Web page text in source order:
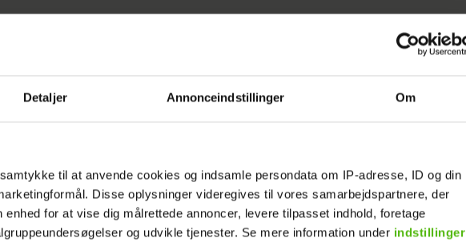
Detaljer Annonceindstillinger Om
til at anvende cookies og indsamle persondata om IP-adresse, ID og din
Disse oplysninger videregives til vores samarbejdspartnere, der
for at vise dig målrettede annoncer, levere tilpasset indhold, foretage
og udvikle tjenester. Se mere information under indstillinger
midt i skoletiden?
to børn, som går i 2. og 6. klasse. Vi har ikke
ferier, men har dog mulighed for at tage til
årligt cirka. Dog kun, hvis vi ikke rejser i
alle andre, hvor det er meget dyrere.